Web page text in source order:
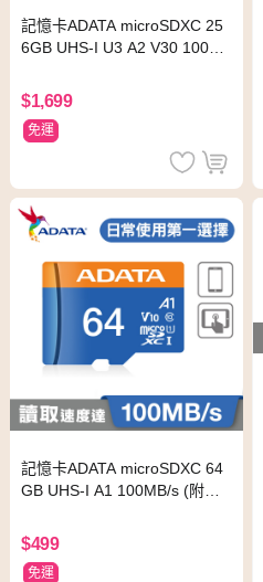
記憶卡ADATA microSDXC 25
6GB UHS-I U3 A2 V30 100M
$1,699
免運
記憶卡ADATA microSDXC 64
GB UHS-I A1 100MB/s (附轉
$499
免運